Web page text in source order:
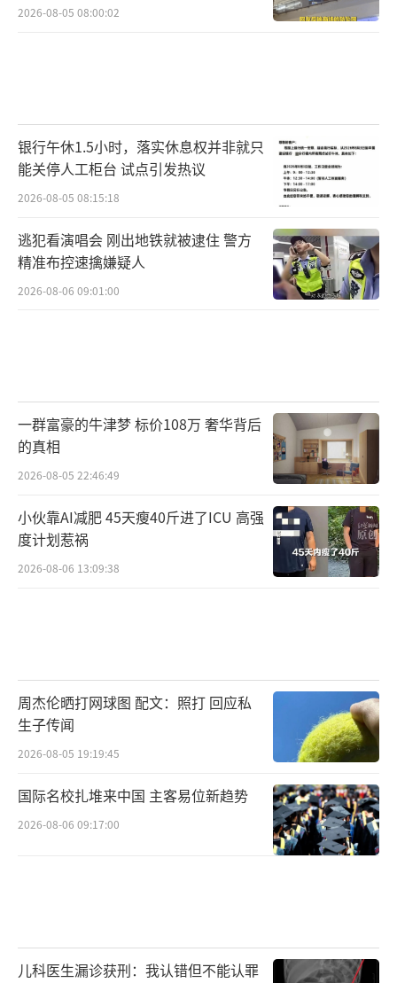
2026-08-05 08:00:02
银行午休1.5小时，落实休息权并非就只
能关停人工柜台 试点引发热议
2026-08-05 08:15:18
逃犯看演唱会 刚出地铁就被逮住 警方
精准布控速擒嫌疑人
2026-08-06 09:01:00
一群富豪的牛津梦 标价108万 奢华背后
的真相
2026-08-05 22:46:49
小伙靠AI减肥 45天瘦40斤进了ICU 高强
度计划惹祸
2026-08-06 13:09:38
周杰伦晒打网球图 配文：照打 回应私
生子传闻
2026-08-05 19:19:45
国际名校扎堆来中国 主客易位新趋势
2026-08-06 09:17:00
儿科医生漏诊获刑：我认错但不能认罪